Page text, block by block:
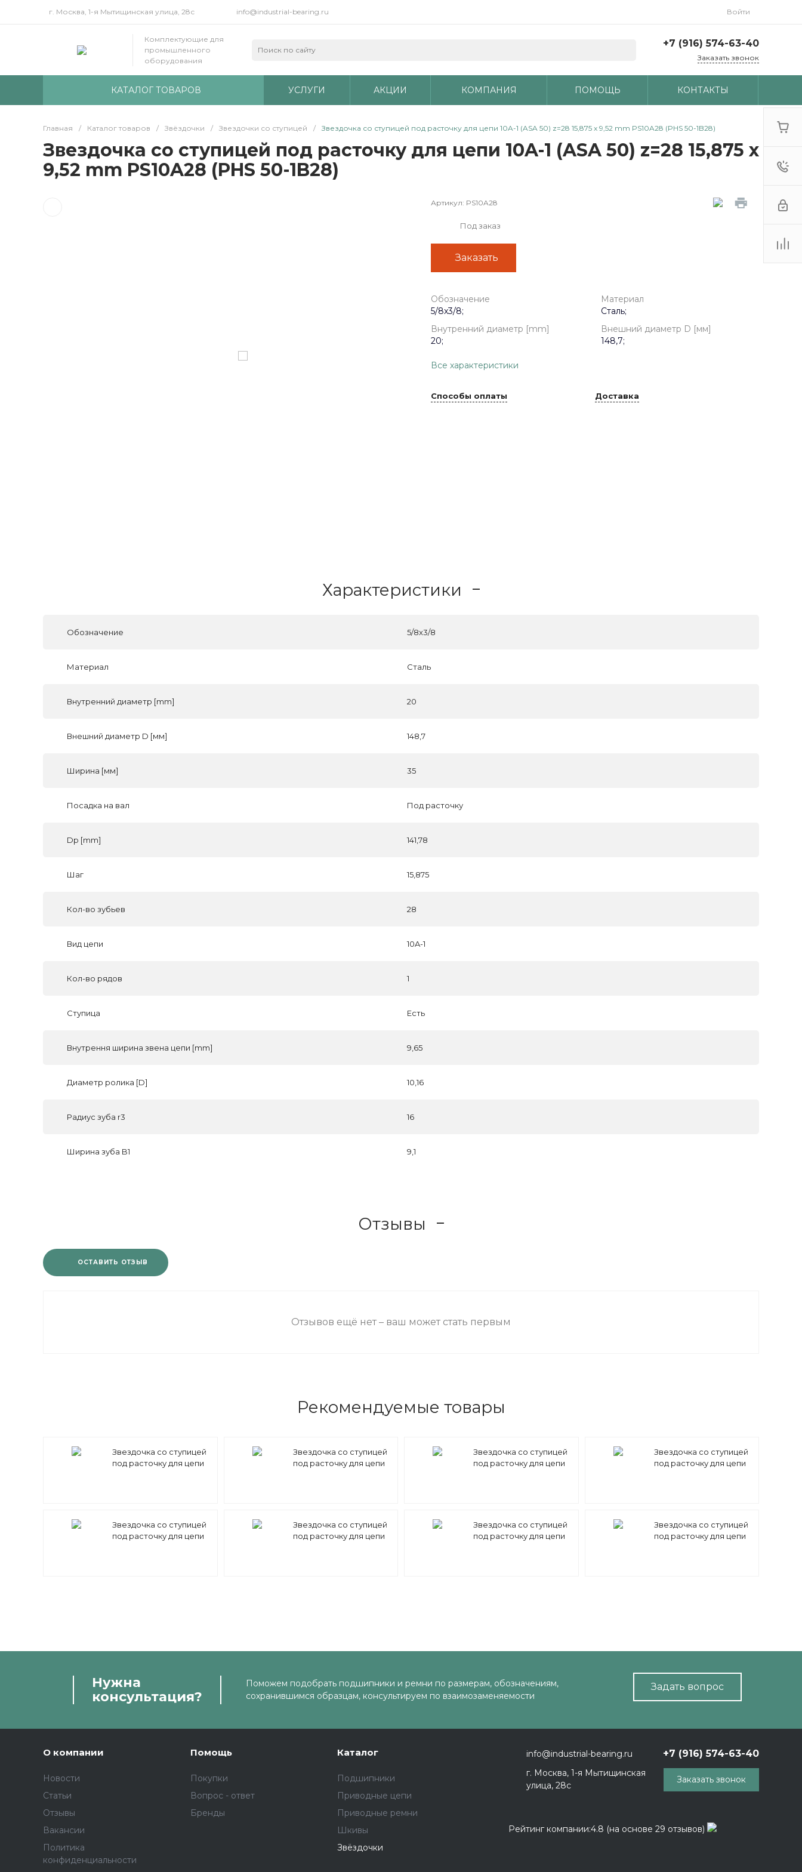
г. Москва, 1-я Мытищинская улица, 28с info@industrial-bearing.ru Войти
Комплектующие для
промышленного
оборудования
+7 (916) 574-63-40
Заказать звонок
КАТАЛОГ ТОВАРОВ УСЛУГИ АКЦИИ КОМПАНИЯ ПОМОЩЬ КОНТАКТЫ
Главная / Каталог товаров / Звёздочки / Звездочки со ступицей / Звездочка со ступицей под расточку для цепи 10A-1 (ASA 50) z=28 15,875 x 9,52 mm PS10A28 (PHS 50-1B28)
Звездочка со ступицей под расточку для цепи 10A-1 (ASA 50) z=28 15,875 x
9,52 mm PS10A28 (PHS 50-1B28)
Артикул: PS10A28
Под заказ
Заказать
Обозначение
5/8x3/8;
Материал
Сталь;
Внутренний диаметр [mm]
20;
Внешний диаметр D [мм]
148,7;
Все характеристики
Способы оплаты Доставка
Характеристики
Обозначение 5/8x3/8
Материал Сталь
Внутренний диаметр [mm] 20
Внешний диаметр D [мм] 148,7
Ширина [мм] 35
Посадка на вал Под расточку
Dp [mm] 141,78
Шаг 15,875
Кол-во зубьев 28
Вид цепи 10A-1
Кол-во рядов 1
Ступица Есть
Внутрення ширина звена цепи [mm] 9,65
Диаметр ролика [D] 10,16
Радиус зуба r3 16
Ширина зуба B1 9,1
Отзывы
ОСТАВИТЬ ОТЗЫВ
Отзывов ещё нет – ваш может стать первым
Рекомендуемые товары
Звездочка со ступицей
под расточку для цепи
Звездочка со ступицей
под расточку для цепи
Звездочка со ступицей
под расточку для цепи
Звездочка со ступицей
под расточку для цепи
Звездочка со ступицей
под расточку для цепи
Звездочка со ступицей
под расточку для цепи
Звездочка со ступицей
под расточку для цепи
Звездочка со ступицей
под расточку для цепи
Нужна
консультация?
Поможем подобрать подшипники и ремни по размерам, обозначениям,
сохранившимся образцам, консультируем по взаимозаменяемости
Задать вопрос
О компании
Новости
Статьи
Отзывы
Вакансии
Политика
конфиденциальности
Помощь
Покупки
Вопрос - ответ
Бренды
Каталог
Подшипники
Приводные цепи
Приводные ремни
Шкивы
Звёздочки
info@industrial-bearing.ru +7 (916) 574-63-40
г. Москва, 1-я Мытищинская
улица, 28с
Заказать звонок
Рейтинг компании:4.8 (на основе 29 отзывов)